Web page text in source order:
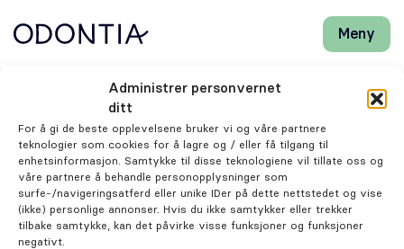
Administrer personvernet
ditt
For å gi de beste opplevelsene bruker vi og våre partnere
teknologier som cookies for å lagre og / eller få tilgang til
enhetsinformasjon. Samtykke til disse teknologiene vil tillate oss og
våre partnere å behandle personopplysninger som
surfe-/navigeringsatferd eller unike IDer på dette nettstedet og vise
(ikke) personlige annonser. Hvis du ikke samtykker eller trekker
tilbake samtykke, kan det påvirke visse funksjoner og funksjoner
negativt.
Meny
Lukk
Behandlinger
Henviser
Odontia Tannlegene Tønsberg
Resepsjonist
Trude Lie Løfsgaard